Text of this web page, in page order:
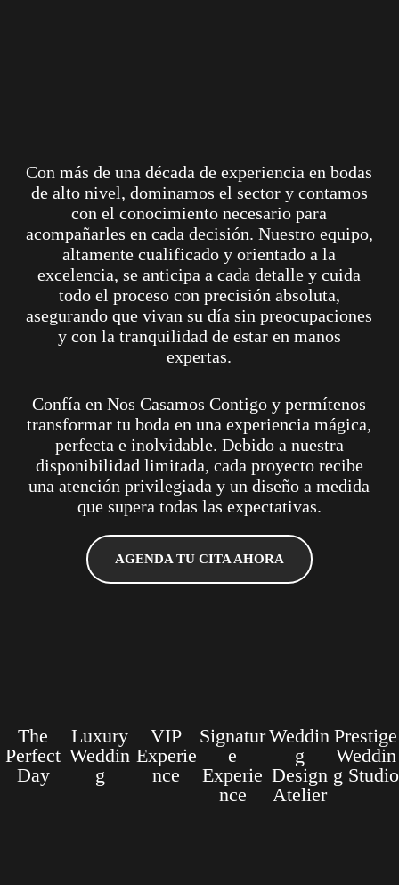
Con más de una década de experiencia en bodas
de alto nivel, dominamos el sector y contamos
con el conocimiento necesario para
acompañarles en cada decisión. Nuestro equipo,
altamente cualificado y orientado a la
excelencia, se anticipa a cada detalle y cuida
todo el proceso con precisión absoluta,
asegurando que vivan su día sin preocupaciones
y con la tranquilidad de estar en manos
expertas.
Confía en Nos Casamos Contigo y permítenos
transformar tu boda en una experiencia mágica,
perfecta e inolvidable. Debido a nuestra
disponibilidad limitada, cada proyecto recibe
una atención privilegiada y un diseño a medida
que supera todas las expectativas.
AGENDA TU CITA AHORA
The
Perfect
Day
Luxury
Weddin
g
VIP
Experie
nce
Signatur
e
Experie
nce
Weddin
g
Design
Atelier
Prestige
Weddin
g Studio